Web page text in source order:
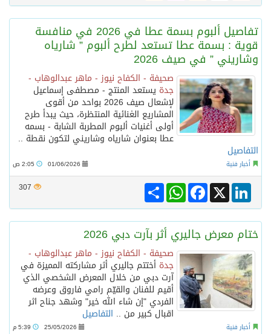
تفاصيل ألبوم بسمة عطا في 2026 في منافسة
قوية : بسمة عطا تستعد لطرح ألبوم ” شارياه
وشاريني ” في صيف 2026
صحيفة - الكفاح نيوز - ماهر عبدالوهاب -
جدة يستعد المنتج - مصطفى إسماعيل
لإشعال صيف 2026 بواحد من أقوى
المشاريع الغنائية المنتظرة، حيث يبدأ طرح
أولى أغنيات ألبوم المطربة الشابة - بسمه
عطا بعنوان شارياه وشاريني لتكون نقطة ..
التفاصيل
أخبار فنية 01/06/2026
307 Share
WhatsAppFacebook X
LinkedIn
ختام معرض جاليري أثر بآرت دبي 2026
صحيفة - الكفاح نيوز - ماهر عبدالوهاب -
جدة أختتم جاليري أثر مشاركته المميزة في
آرت دبي من خلال المعرض الشخصي الذي
أقيم للفنان والقيّم رامي فاروق وعرضه
الفردي "إن شاء الله خير" وشهد جناح اثر
اقبال كبير من .. التفاصيل
أخبار فنية 25/05/2026